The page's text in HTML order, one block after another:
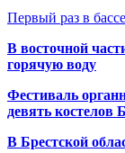
Первый раз в
В восточной
горячую воду
Фестиваль
девять костелов
В Брестской